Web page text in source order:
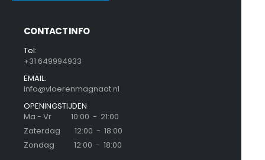
CONTACT INFO
Tel:
+31 649994933
EMAIL:
info@vloerenmagnaat.nl
OPENINGSTIJDEN
Ma - Vr 10:00 - 21:00
Zaterdag 12:00 - 18:00
Zondag 12:00 - 18:00